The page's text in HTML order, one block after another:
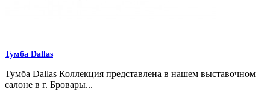
Тумба Dallas
Тумба Dallas Коллекция представлена в нашем выставочном
салоне в г. Бровары...